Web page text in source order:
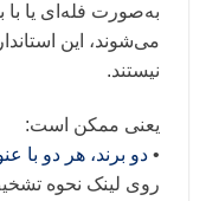
به‌صورت فله‌ای یا
می‌شوند، این
نیستند.
یعنی ممکن است:
• دو برند، هر دو با
روی لینک نحوه